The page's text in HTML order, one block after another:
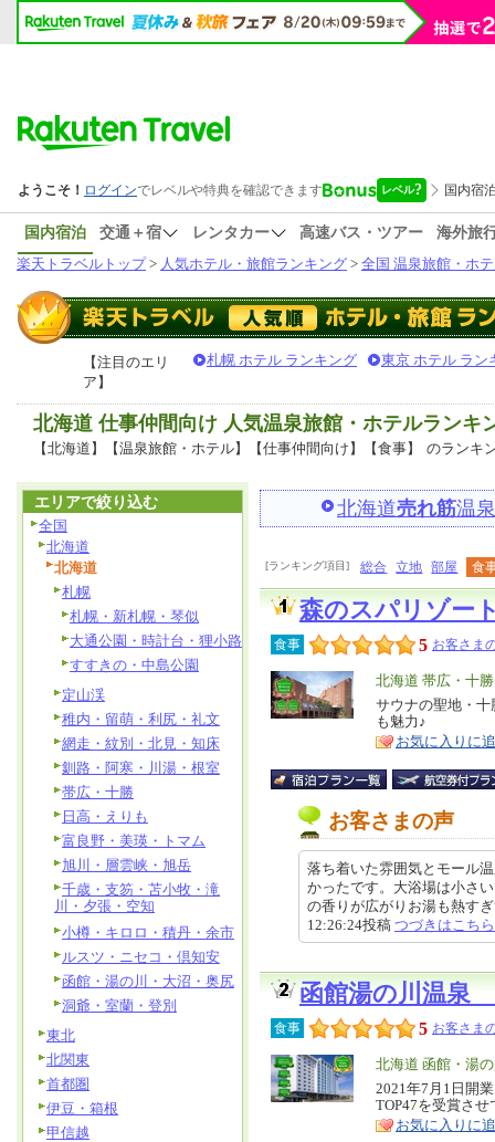
国内宿泊 交通＋宿 レンタカー 高速バス・ツアー
海外旅
楽天トラベルトップ> 人気ホテル・旅館ランキング > 全国 温泉旅館・ホ
【注目のエリ
ア】
札幌 ホテル ランキング 東京 ホテル ラン
北海道 仕事仲間向け 人気温泉旅館・ホテルランキ
【北海道】【温泉旅館・ホテル】【仕事仲間向け】【食事】 のランキ
北海道売れ筋温
[ランキング項目] 総合 立地 部屋 食
森のスパリゾー
食事 5 お客さま
エ
リ
ア
北海道 帯広・十勝
特
徴
サウナの聖地・
も魅力♪
お気に入りに
お客さまの声
落ち着いた雰囲気とモール
かったです。大浴場は小さ
の香りが広がりお湯も熱す
12:26:24投稿 つづきはこちら
函館湯の川温泉
食事 5 お客さま
エ
リ
ア
北海道 函館・湯
特
徴
2021年7月1日開
TOP47を受賞さ
お気に入りに
エリアで絞り込む
全国
北海道
北海道
札幌
札幌・新札幌・琴似
大通公園・時計台・狸小路
すすきの・中島公園
定山渓
稚内・留萌・利尻・礼文
網走・紋別・北見・知床
釧路・阿寒・川湯・根室
帯広・十勝
日高・えりも
富良野・美瑛・トマム
旭川・層雲峡・旭岳
千歳・支笏・苫小牧・滝
川・夕張・空知
小樽・キロロ・積丹・余市
ルスツ・ニセコ・倶知安
函館・湯の川・大沼・奥尻
洞爺・室蘭・登別
東北
北関東
首都圏
伊豆・箱根
甲信越